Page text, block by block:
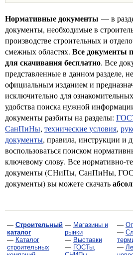
Нормативные документы — в
документы, необходимые в
производстве строительных и
смежных областях. Все документы
для скачивания бесплатно. Все
представленные в данном разделе,
официальным изданием и
исключительно для
удобства поиска нужной
документы разбиты на разделы:
СанПиНы, технические условия,
документы, правила, инструкции и
воспользоваться поиском
ключевому слову. Все нормативно-
документы (СНиПы, СанПиНы,
документы) вы можете скачать
— Строительный
каталог
— Каталог
строительных
— Магазины и
рынки
— Выставки
— ГОСТы,
—
—
—